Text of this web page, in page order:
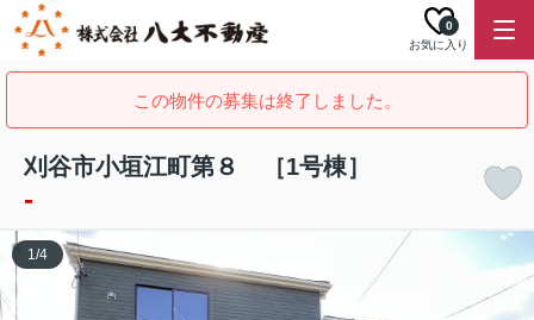
お気に入り
0
この物件の募集は終了しました。
刈谷市小垣江町第８ ［1号棟］
-
1/4